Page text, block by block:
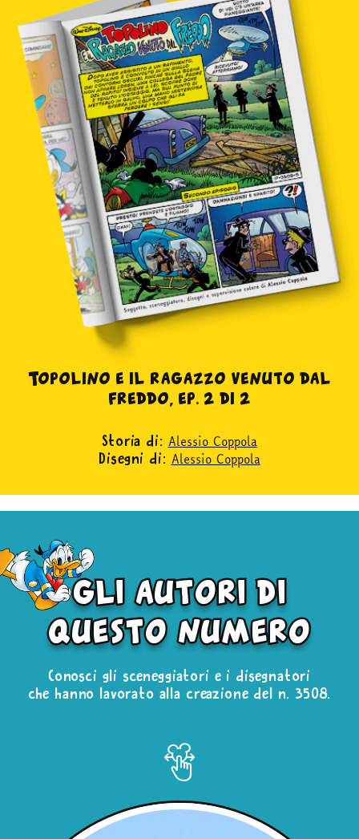
Topolino e il ragazzo venuto dal
freddo, ep. 2 di 2
Storia di: Alessio Coppola
Disegni di: Alessio Coppola
gli autori di
questo numero
Conosci gli sceneggiatori e i disegnatori
che hanno lavorato alla creazione del n. 3508.